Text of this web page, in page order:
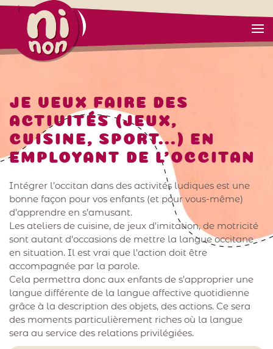
JE VEUX FAIRE DES
ACTIVITÉS (JEUX,
CUISINE, SPORT...) EN
EMPLOYANT DE L'OCCITAN
Intégrer l’occitan dans des activités ludiques est une
bonne façon pour vos enfants (et pour vous-même)
d’apprendre en s’amusant.
Les ateliers de cuisine, de jeux d'imitation, de motricité
sont autant d'occasions de mettre la langue occitane
en situation. Il est vrai que l'action doit être
accompagnée par la parole.
Cela permettra donc aux enfants de s’approprier une
langue différente de la langue affective quotidienne
grâce à la description des objets, des actions. Ce sera
des moments particulièrement riches où la langue
sera au service des relations privilégiées.